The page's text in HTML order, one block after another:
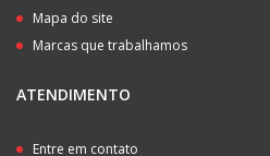
Mapa do site
Marcas que trabalhamos
ATENDIMENTO
Entre em contato